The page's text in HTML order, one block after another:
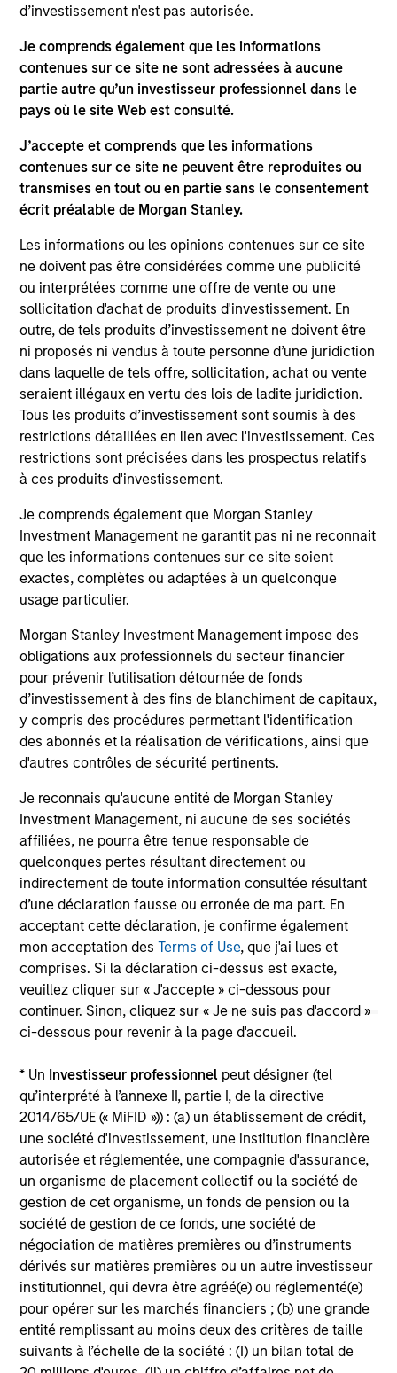
d’investissement n'est pas autorisée.
Je comprends également que les informations
contenues sur ce site ne sont adressées à aucune
partie autre qu’un investisseur professionnel dans le
pays où le site Web est consulté.
J’accepte et comprends que les informations
contenues sur ce site ne peuvent être reproduites ou
transmises en tout ou en partie sans le consentement
écrit préalable de Morgan Stanley.
Les informations ou les opinions contenues sur ce site
ne doivent pas être considérées comme une publicité
ou interprétées comme une offre de vente ou une
sollicitation d'achat de produits d'investissement. En
outre, de tels produits d’investissement ne doivent être
ni proposés ni vendus à toute personne d’une juridiction
dans laquelle de tels offre, sollicitation, achat ou vente
seraient illégaux en vertu des lois de ladite juridiction.
Tous les produits d’investissement sont soumis à des
restrictions détaillées en lien avec l'investissement. Ces
restrictions sont précisées dans les prospectus relatifs
à ces produits d'investissement.
Je comprends également que Morgan Stanley
Investment Management ne garantit pas ni ne reconnait
que les informations contenues sur ce site soient
exactes, complètes ou adaptées à un quelconque
usage particulier.
Morgan Stanley Investment Management impose des
obligations aux professionnels du secteur financier
pour prévenir l’utilisation détournée de fonds
d’investissement à des fins de blanchiment de capitaux,
y compris des procédures permettant l'identification
des abonnés et la réalisation de vérifications, ainsi que
d'autres contrôles de sécurité pertinents.
Je reconnais qu'aucune entité de Morgan Stanley
Investment Management, ni aucune de ses sociétés
affiliées, ne pourra être tenue responsable de
quelconques pertes résultant directement ou
indirectement de toute information consultée résultant
d’une déclaration fausse ou erronée de ma part. En
acceptant cette déclaration, je confirme également
mon acceptation desTerms of Use, que j'ai lues et
comprises. Si la déclaration ci-dessus est exacte,
veuillez cliquer sur « J'accepte » ci-dessous pour
continuer. Sinon, cliquez sur « Je ne suis pas d'accord »
ci-dessous pour revenir à la page d'accueil.
* Un Investisseur professionnel peut désigner (tel
qu’interprété à l’annexe II, partie I, de la directive
2014/65/UE (« MiFID »)) : (a) un établissement de crédit,
une société d'investissement, une institution financière
autorisée et réglementée, une compagnie d'assurance,
un organisme de placement collectif ou la société de
gestion de cet organisme, un fonds de pension ou la
société de gestion de ce fonds, une société de
négociation de matières premières ou d’instruments
dérivés sur matières premières ou un autre investisseur
institutionnel, qui devra être agréé(e) ou réglementé(e)
pour opérer sur les marchés financiers ; (b) une grande
entité remplissant au moins deux des critères de taille
suivants à l’échelle de la société : (I) un bilan total de
Counterpoint Global
Tailwinds
Invests primarily in established and
emerging large cap companies in the United
Team Insights
COUNTERPOINT GLOBAL INSIGHTS
AI Beneficiaries: Investing in Second-
Counterpoint Global shares their proprietary
research on artificial intelligence (AI) and
automation’s potential impact on the business
landscape and society, including the
beneficiaries of second order effects.
06-MAY-2025
May not represent all Team Members.
The information on this page is for informational
purposes only. The information contained herein does
not constitute and should not be construed as an
offering of advisory services or an offer to sell or a
jurisdiction in which such offer or solicitation,
purchase or sale would be unlawful under the
securities, insurance or other laws of such jurisdiction.
All investing involves risks, including a loss of principal.
Please refer to the strategy detail page for important
information on the strategy, including additional risk
considerations.